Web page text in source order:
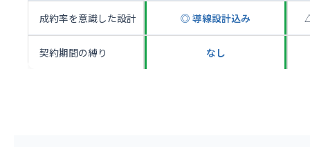
成約率を意識した設計 ◎ 導線設計込み
契約期間の縛り なし